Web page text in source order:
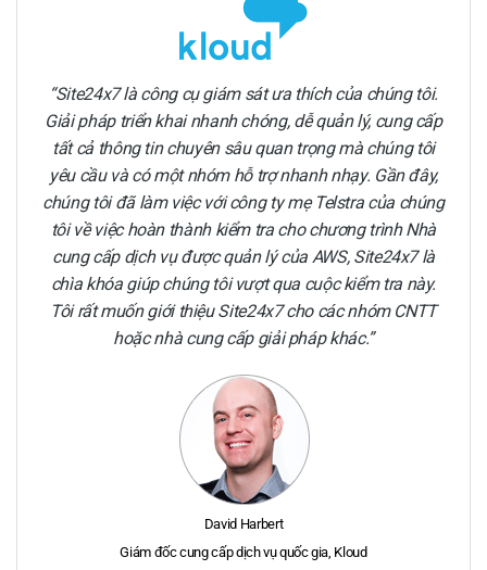
Site24x7 là công cụ giám sát ưa thích của chúng tôi.
Giải pháp triển khai nhanh chóng, dễ quản lý, cung cấp
tất cả thông tin chuyên sâu quan trọng mà chúng tôi
yêu cầu và có một nhóm hỗ trợ nhanh nhạy. Gần đây,
chúng tôi đã làm việc với công ty mẹ Telstra của chúng
tôi về việc hoàn thành kiểm tra cho chương trình Nhà
cung cấp dịch vụ được quản lý của AWS, Site24x7 là
chìa khóa giúp chúng tôi vượt qua cuộc kiểm tra này.
Tôi rất muốn giới thiệu Site24x7 cho các nhóm CNTT
hoặc nhà cung cấp giải pháp khác.
David Harbert
Giám đốc cung cấp dịch vụ quốc gia, Kloud